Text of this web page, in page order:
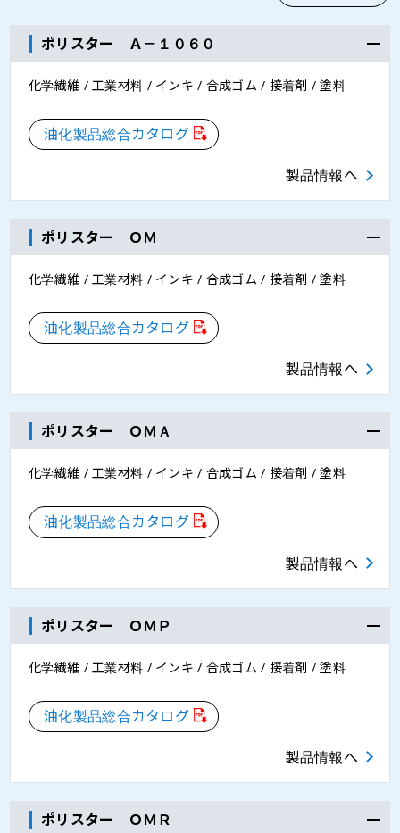
ポリスター Ａ－１０６０
化学繊維 / 工業材料 / インキ / 合成ゴム / 接着剤 / 塗料
油化製品総合カタログ
製品情報へ
ポリスター ＯＭ
化学繊維 / 工業材料 / インキ / 合成ゴム / 接着剤 / 塗料
油化製品総合カタログ
製品情報へ
ポリスター ＯＭＡ
化学繊維 / 工業材料 / インキ / 合成ゴム / 接着剤 / 塗料
油化製品総合カタログ
製品情報へ
ポリスター ＯＭＰ
化学繊維 / 工業材料 / インキ / 合成ゴム / 接着剤 / 塗料
油化製品総合カタログ
製品情報へ
ポリスター ＯＭＲ